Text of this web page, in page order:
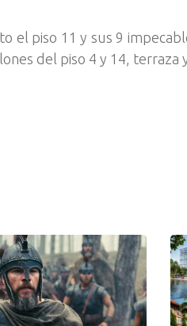
piso 11 y sus 9
del piso 4 y 14, terraza